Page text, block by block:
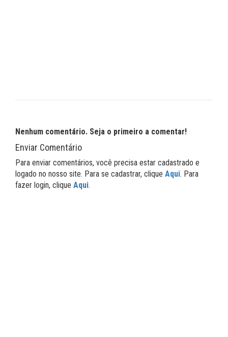
Nenhum comentário. Seja o primeiro a comentar!
Enviar Comentário
Para enviar comentários, você precisa estar cadastrado e
logado no nosso site. Para se cadastrar, clique Aqui. Para
fazer login, clique Aqui.